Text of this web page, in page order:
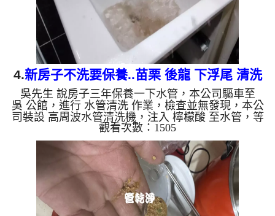
4.新房子不洗要保養..苗栗 後龍 下浮尾 清洗
水管
吳先生 說房子三年保養一下水管，本公司驅車至
吳 公館，進行 水管清洗 作業，檢查並無發現，本公
司裝設 高周波水管清洗機，注入 檸檬酸 至水管，等
了約15分，開啟 水管清洗機 ，啟動 螺旋波 模式，一
洗水管就流出白色泡沫水，突然噴出不少異物，兩個
多小時後，出水變乾淨出水量也變大了。 如是自來
水，如水管老化，會產生鐵鏽跟泥沙堆積，洗出來的
水就會是咖啡色，地下水含有氧化錳，管壁上會結成
黑色管垢，洗出來的水會跟石油一樣黑，有些洗出綠
色的水，是因為裡面有銅的物質，生鏽產生銅綠，如
是藍色的水，是因為...
觀看次數：1505